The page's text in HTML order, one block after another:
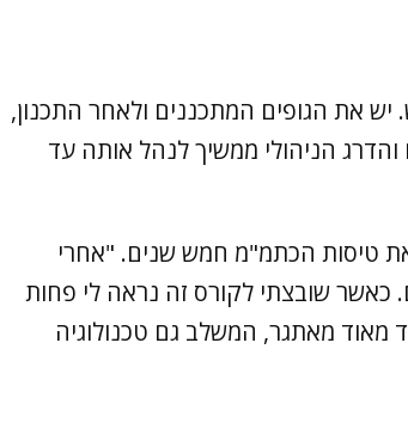
יש את הגופים המתכננים ולאחר התכנון,
הניהולי ממשיך לנהל אותה עד
טיסות הכתמ"מ חמש שנים. "אחרי
כאשר שובצתי לקורס זה נראה לי פחות
מאוד מאתגר, המשלב גם טכנולוגיה